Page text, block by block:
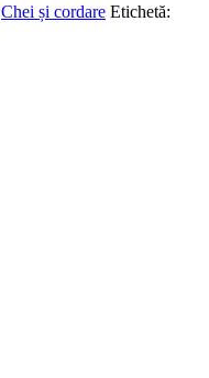
Chei și cordare Etichetă: